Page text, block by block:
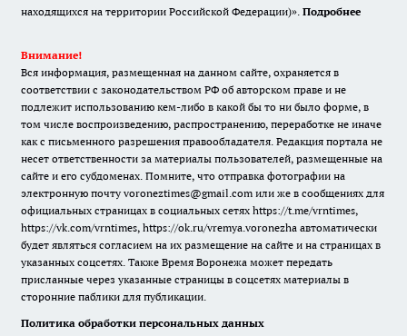
находящихся на территории Российской Федерации)». Подробнее
Внимание!
Вся информация, размещенная на данном сайте, охраняется в
соответствии с законодательством РФ об авторском праве и не
подлежит использованию кем-либо в какой бы то ни было форме, в
том числе воспроизведению, распространению, переработке не иначе
как с письменного разрешения правообладателя. Редакция портала не
несет ответственности за материалы пользователей, размещенные на
сайте и его субдоменах. Помните, что отправка фотографии на
электронную почту voroneztimes@gmail.com или же в сообщениях для
официальных страницах в социальных сетях https://t.me/vrntimes,
https://vk.com/vrntimes, https://ok.ru/vremya.voronezha автоматически
будет являться согласием на их размещение на сайте и на страницах в
указанных соцсетях. Также Время Воронежа может передать
присланные через указанные страницы в соцсетях материалы в
сторонние паблики для публикации.
Политика обработки персональных данных